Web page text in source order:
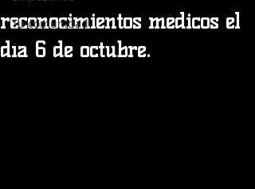
Tu comunidad
reconocimientos médicos el
día 6 de octubre.